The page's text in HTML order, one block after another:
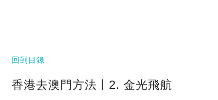
回到目錄
香港去澳門方法丨2. 金光飛航